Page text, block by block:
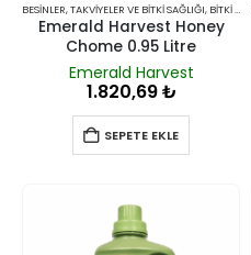
BESINLER, TAKVIYELER VE BITKI SAĞLIĞI, BITKI BESINLERI VE TAKVIYELERI
Emerald Harvest Honey
Chome 0.95 Litre
Emerald Harvest
1.820,69₺
SEPETE EKLE